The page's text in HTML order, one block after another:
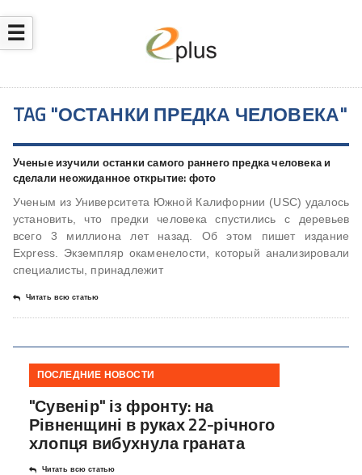
☰
TAG "ОСТАНКИ ПРЕДКА ЧЕЛОВЕКА"
Ученые изучили останки самого раннего предка человека и
сделали неожиданное открытие: фото
Ученым из Университета Южной Калифорнии (USC) удалось
установить, что предки человека спустились с деревьев
всего 3 миллиона лет назад. Об этом пишет издание
Express. Экземпляр окаменелости, который анализировали
специалисты, принадлежит
Читать всю статью
ПОСЛЕДНИЕ НОВОСТИ
"Сувенір" із фронту: на
Рівненщині в руках 22-річного
хлопця вибухнула граната
Читать всю статью